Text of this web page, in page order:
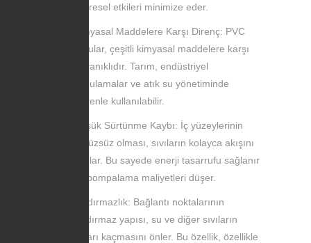
çevresel etkileri minimize eder.
Kimyasal Maddelere Karşı Direnç: PVC
borular, çeşitli kimyasal maddelere karşı
dayanıklıdır. Tarım, endüstriyel
uygulamalar ve atık su yönetiminde
güvenle kullanılabilir.
Düşük Sürtünme Kaybı: İç yüzeylerinin
pürüzsüz olması, sıvıların kolayca akışını
sağlar. Bu sayede enerji tasarrufu sağlanır
ve pompalama maliyetleri düşer.
Sızdırmazlık: Bağlantı noktalarının
sızdırmaz yapısı, su ve diğer sıvıların
dışarı kaçmasını önler. Bu özellik, özellikle